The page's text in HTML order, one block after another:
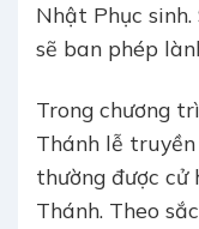
Nhật Phục
sẽ ban phép
Trong chương
Thánh lễ
thường được cử
Thánh. Theo